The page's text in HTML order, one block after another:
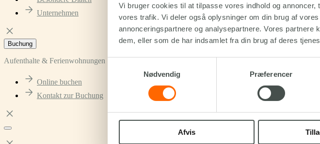
Vi bruger cookies til at tilpasse vores indhold og
vores trafik. Vi deler også oplysninger om din brug af
annonceringspartnere og analysepartnere. Vores
dem, eller som de har indsamlet fra din brug af deres
Nødvendig
Præferencer
Afvis
Unternehmen
Buchung
Aufenthalte & Ferienwohnungen
Online buchen
Kontakt zur Buchung